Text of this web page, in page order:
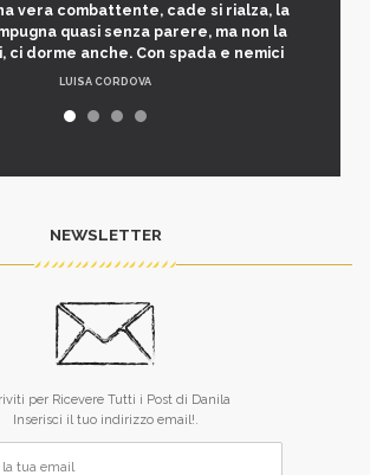
vera combattente, cade si rialza, la
quasi senza parere, ma non la
ci dorme anche. Con spada e nemici
LUISA CORDOVA
NEWSLETTER
per Ricevere Tutti i Post di Danila
Inserisci il tuo indirizzo email!.